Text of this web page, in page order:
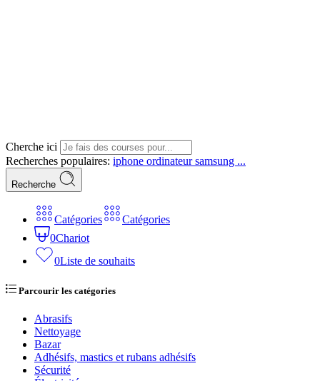
Cherche ici
Recherches populaires: iphone ordinateursamsung ...
Recherche
Catégories
Catégories
0Chariot
0Liste de souhaits
Parcourir les catégories
Abrasifs
Nettoyage
Bazar
Adhésifs, mastics et rubans adhésifs
Sécurité